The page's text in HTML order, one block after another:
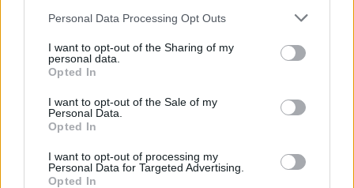
Please note that this website/app uses one or more Google
not limited to your visit or usage behaviour. You may click to
grant or deny consent to Google and its third-party tags to
use your data for below specified purposes in below Google
consent section.
Personal Data Processing Opt Outs
I want to opt-out of the Sharing of my
personal data.
Opted In
I want to opt-out of the Sale of my
Personal Data.
Opted In
I want to opt-out of processing my
Personal Data for Targeted Advertising.
Opted In